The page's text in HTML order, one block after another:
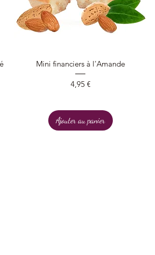
Aperçu rapide
Mini financiers à l'Amande
Prix
4,95 €
Ajouter au panier